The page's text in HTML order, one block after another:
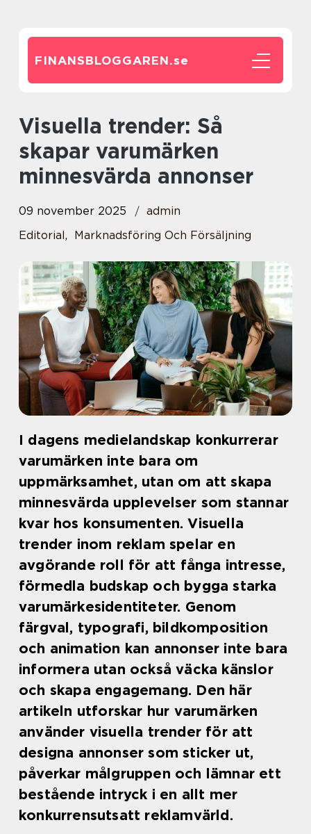
FINANSBLOGGAREN.se
Visuella trender: Så
skapar varumärken
minnesvärda annonser
09 november 2025
admin
Editorial, Marknadsföring Och Försäljning
I dagens medielandskap konkurrerar
varumärken inte bara om
uppmärksamhet, utan om att skapa
minnesvärda upplevelser som stannar
kvar hos konsumenten. Visuella
trender inom reklam spelar en
avgörande roll för att fånga intresse,
förmedla budskap och bygga starka
varumärkesidentiteter. Genom
färgval, typografi, bildkomposition
och animation kan annonser inte bara
informera utan också väcka känslor
och skapa engagemang. Den här
artikeln utforskar hur varumärken
använder visuella trender för att
designa annonser som sticker ut,
påverkar målgruppen och lämnar ett
bestående intryck i en allt mer
konkurrensutsatt reklamvärld.